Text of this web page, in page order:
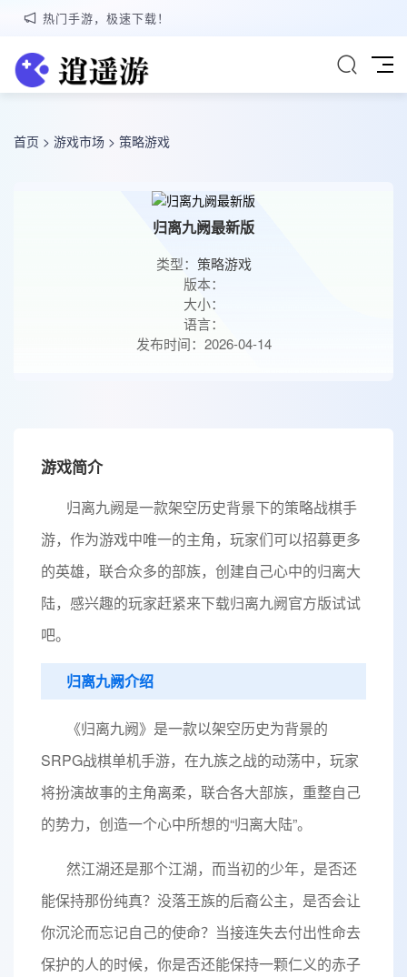
热门手游，极速下载！
首页 > 游戏市场 > 策略游戏
归离九阙最新版
类型： 策略游戏
版本：
大小：
语言：
发布时间：2026-04-14
游戏简介
归离九阙是一款架空历史背景下的策略战棋手
游，作为游戏中唯一的主角，玩家们可以招募更多
的英雄，联合众多的部族，创建自己心中的归离大
陆，感兴趣的玩家赶紧来下载归离九阙官方版试试
吧。
归离九阙介绍
《归离九阙》是一款以架空历史为背景的
SRPG战棋单机手游，在九族之战的动荡中，玩家
将扮演故事的主角离柔，联合各大部族，重整自己
的势力，创造一个心中所想的“归离大陆”。
然江湖还是那个江湖，而当初的少年，是否还
能保持那份纯真？没落王族的后裔公主，是否会让
你沉沦而忘记自己的使命？当接连失去付出性命去
保护的人的时候，你是否还能保持一颗仁义的赤子